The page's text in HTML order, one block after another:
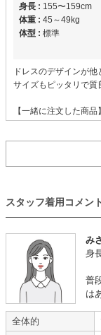
身長 : 155〜159cm
体重 : 45～49kg
体型 : 標準
ドレスのデザインが
サイズもピッタリで質
【一緒に注文した商品】
年齢 : 20代
身長 : 175cm〜
体重 :50～54kg
体型 : 華奢
【一緒に注文した商品
スタッフ着用コメント
み
身
普
は
全体的